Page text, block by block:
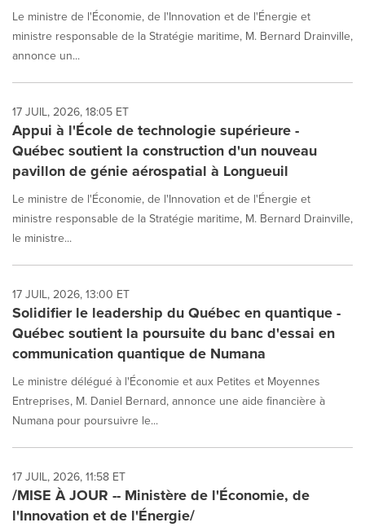
Le ministre de l'Économie, de l'Innovation et de l'Énergie et
ministre responsable de la Stratégie maritime, M. Bernard Drainville,
annonce un...
17 JUIL, 2026, 18:05 ET
Appui à l'École de technologie supérieure -
Québec soutient la construction d'un nouveau
pavillon de génie aérospatial à Longueuil
Le ministre de l'Économie, de l'Innovation et de l'Énergie et
ministre responsable de la Stratégie maritime, M. Bernard Drainville,
le ministre...
17 JUIL, 2026, 13:00 ET
Solidifier le leadership du Québec en quantique -
Québec soutient la poursuite du banc d'essai en
communication quantique de Numana
Le ministre délégué à l'Économie et aux Petites et Moyennes
Entreprises, M. Daniel Bernard, annonce une aide financière à
Numana pour poursuivre le...
17 JUIL, 2026, 11:58 ET
/MISE À JOUR -- Ministère de l'Économie, de
l'Innovation et de l'Énergie/